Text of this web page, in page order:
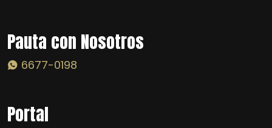
Pauta con Nosotros
6677-0198
Portal